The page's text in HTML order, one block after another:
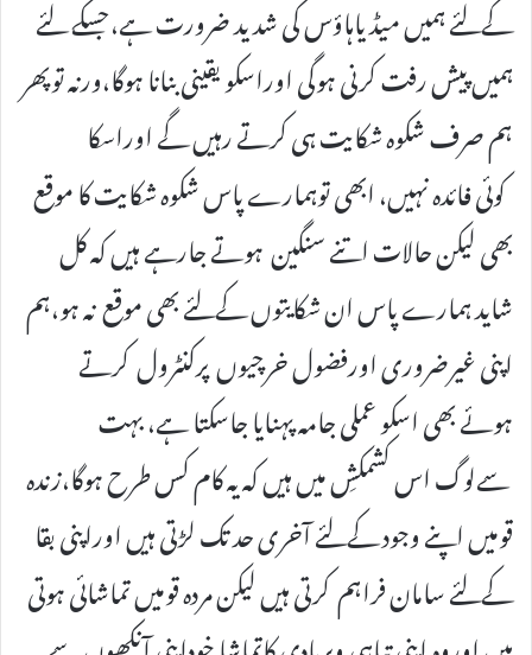
کےلئے ہمیں میڈیاہاؤس کی شدید ضرورت ہے،جسکے لئے
ہمیں پیش رفت کرنی ہوگی اوراسکو یقینی بنانا ہوگا،ورنہ توپھر
ہم صرف شکوہ شکایت ہی کرتے رہیں گے اوراسکا
کوئی فائدہ نہیں، ابھی توہمارے پاس شکوہ شکایت کا موقع
بھی لیکن حالات اتنے سنگین ہوتے جارہے ہیں کہ کل
شاید ہمارے پاس ان شکایتوں کےلئے بھی موقع نہ ہو،ہم
اپنی غیرضروری اورفضول خرچیوں پرکنٹرول کرتے
ہوئے بھی اسکو عملی جامہ پہنایا جاسکتا ہے، بہت
سےلوگ اس کشمکشِ میں ہیں کہ یہ کام کس طرح ہوگا،زندہ
قومیں اپنے وجود کےلئے آخری حد تک لڑتی ہیں اوراپنی بقا
کےلئے سامان فراہم کرتی ہیں لیکن مردہ قومیں تماشائی ہوتی